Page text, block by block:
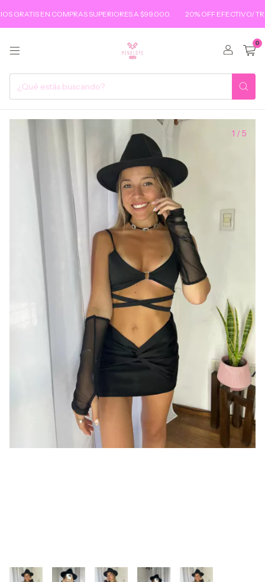
GRATIS EN COMPRAS SUPERIORES A $99.000. 20% OFF EFECTIVO/
0
1 /5